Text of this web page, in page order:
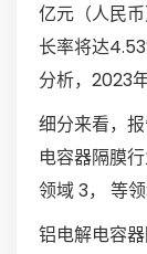
亿元（人民
长率将达
分析，2023
细分来看，
电容器隔膜
领域 3， 等领
铝电解电容